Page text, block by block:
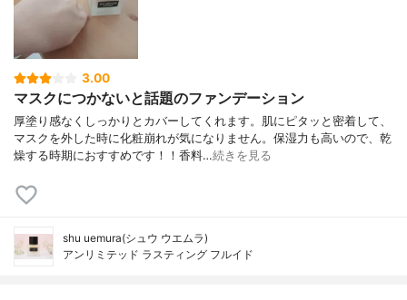
3.00
マスクにつかないと話題のファンデーション
厚塗り感なくしっかりとカバーしてくれます。肌にピタッと密着して、
マスクを外した時に化粧崩れが気になりません。保湿力も高いので、乾
燥する時期におすすめです！！香料…続きを見る
shu uemura(シュウ ウエムラ)
アンリミテッド ラスティング フルイド